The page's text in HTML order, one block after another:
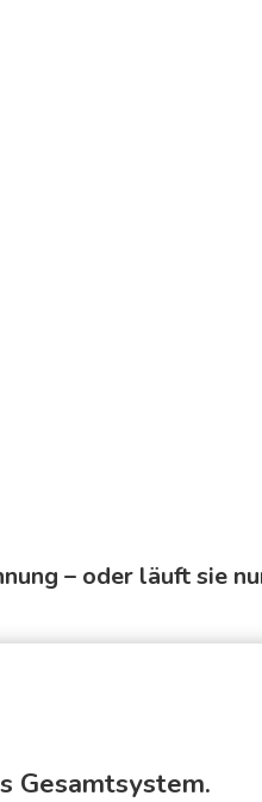
– oder läuft sie
Gesamtsystem.